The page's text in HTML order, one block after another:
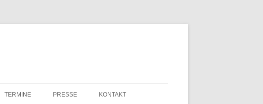
TERMINE PRESSE KONTAKT